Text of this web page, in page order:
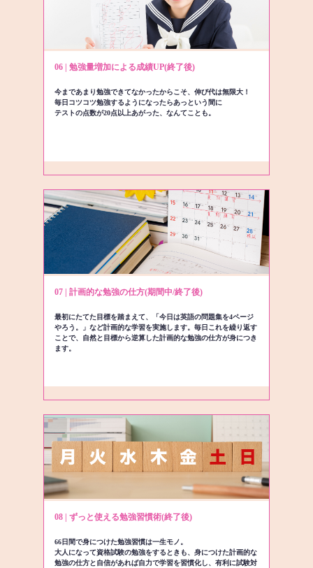
06 | 勉強量増加による成績UP(終了後)
今まであまり勉強できてなかったからこそ、伸び代は無限大！
毎日コツコツ勉強するようになったらあっという間に
テストの点数が20点以上あがった、なんてことも。
07 | 計画的な勉強の仕方(期間中/終了後)
最初にたてた目標を踏まえて、「今日は英語の問題集を4ページ
やろう。」など計画的な学習を実施します。毎日これを繰り返す
ことで、自然と目標から逆算した計画的な勉強の仕方が身につき
ます。
08 | ずっと使える勉強習慣術(終了後)
66日間で身につけた勉強習慣は一生モノ。
大人になって資格試験の勉強をするときも、身につけた計画的な
勉強の仕方と自信があれば自力で学習を習慣化し、有利に試験対